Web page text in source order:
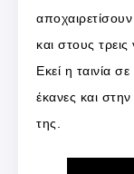
και στους
Εκεί η ταινία
έκανες και
της.